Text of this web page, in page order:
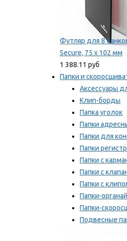
Футляр для 8
Secure, 75 х 102 мм
1 388.11 руб
Папки и
Аксессуары
Клип-борды
Папка уголок
Папки
Папки для
Папки
Папки с
Папки с
Папки с
Папки-
Папки-
Подвесные